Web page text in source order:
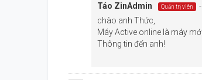
Trong 6 nhân CPU với hai nhân
xử lý nhanh hơn 20% khi so với phiên
Táo ZinAdmin Quản trị viên -
chào anh Thức,
Máy Active online là máy
Thông tin đến anh!